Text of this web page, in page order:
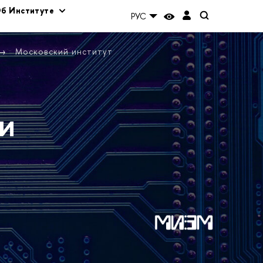
Институте РУС
Московский институт